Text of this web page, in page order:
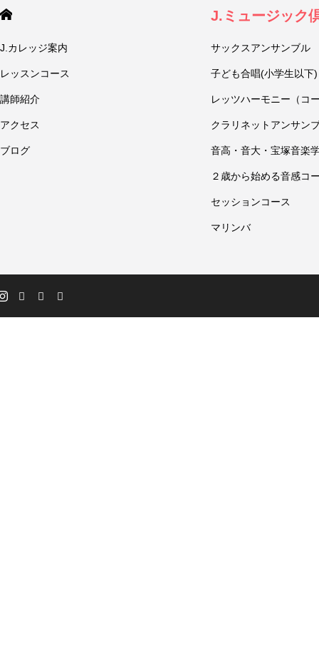
J.カレッジ案内
レッスンコース
講師紹介
アクセス
ブログ
J.ミュージック
サックスアンサンブル
子ども合唱(小学生以下)
レッツハーモニー（コ
クラリネットアンサン
音高・音大・宝塚音楽
２歳から始める音感コ
セッションコース
マリンバ